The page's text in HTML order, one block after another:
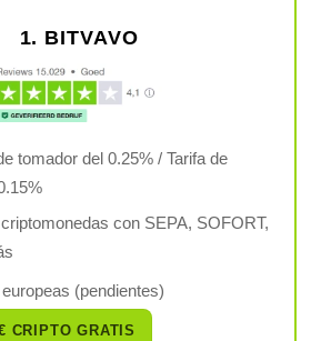
1. BITVAVO
tomador del 0.25% / Tarifa de
con SEPA, SOFORT,
(pendientes)
CRIPTO GRATIS